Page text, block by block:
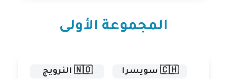
المجموعة الأولى
🇨🇭 سويسرا 🇳🇴 النرويج